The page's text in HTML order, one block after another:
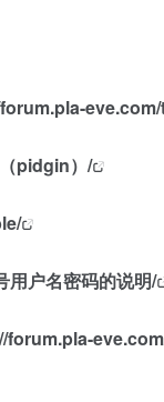
pidgin）/
户名密码的说明/
forum.pla-